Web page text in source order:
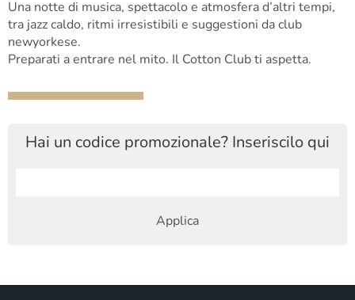
Una notte di musica, spettacolo e atmosfera d’altri tempi,
tra jazz caldo, ritmi irresistibili e suggestioni da club
newyorkese.
Preparati a entrare nel mito. Il Cotton Club ti aspetta.
Hai un codice promozionale? Inseriscilo qui
Applica